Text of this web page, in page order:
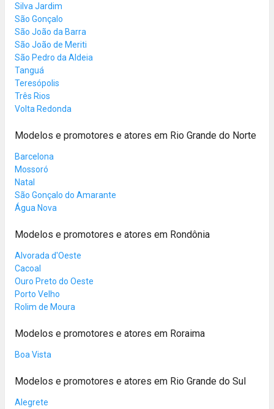
Silva Jardim
São Gonçalo
São João da Barra
São João de Meriti
São Pedro da Aldeia
Tanguá
Teresópolis
Três Rios
Volta Redonda
Modelos e promotores e atores em Rio Grande do Norte
Barcelona
Mossoró
Natal
São Gonçalo do Amarante
Água Nova
Modelos e promotores e atores em Rondônia
Alvorada d'Oeste
Cacoal
Ouro Preto do Oeste
Porto Velho
Rolim de Moura
Modelos e promotores e atores em Roraima
Boa Vista
Modelos e promotores e atores em Rio Grande do Sul
Alegrete